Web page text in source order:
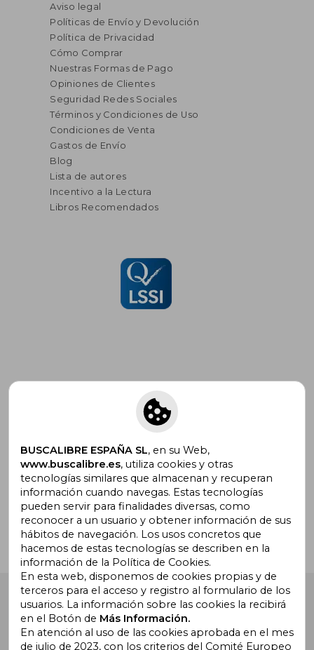
Aviso legal
Políticas de Envío y Devolución
Política de Privacidad
Cómo Comprar
Nuestras Formas de Pago
Opiniones de Clientes
Seguridad Redes Sociales
Términos y Condiciones de Uso
Condiciones de Venta
Gastos de Envío
Blog
Lista de autores
Incentivo a la Lectura
Libros Recomendados
Suscríbete para recibir ofertas y
promociones
¿Necesitas ayuda?
Buscalibre España . Calle Energía, 65, Nave 3 (08940),
Cornellà de Llobregat, Barcelona. Derechos Reservados.
BUSCALIBRE ESPAÑA SL, en su Web,
www.buscalibre.es, utiliza cookies y otras
tecnologías similares que almacenan y recuperan
información cuando navegas. Estas tecnologías
pueden servir para finalidades diversas, como
reconocer a un usuario y obtener información de sus
hábitos de navegación. Los usos concretos que
hacemos de estas tecnologías se describen en la
información de la Política de Cookies.
En esta web, disponemos de cookies propias y de
terceros para el acceso y registro al formulario de los
usuarios. La información sobre las cookies la recibirá
en el Botón de Más Información.
En atención al uso de las cookies aprobada en el mes
de julio de 2023, con los criterios del Comité Europeo